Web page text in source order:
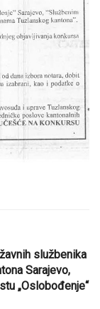
službenika
Sarajevo,
„Oslobođenje“